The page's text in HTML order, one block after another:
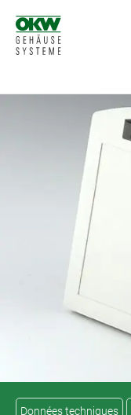
Données techniques